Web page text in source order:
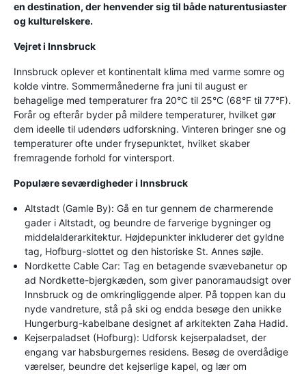
en destination, der henvender sig til både naturentusiaster
og kulturelskere.
Vejret i Innsbruck
Innsbruck oplever et kontinentalt klima med varme somre og
kolde vintre. Sommermånederne fra juni til august er
behagelige med temperaturer fra 20°C til 25°C (68°F til 77°F).
Forår og efterår byder på mildere temperaturer, hvilket gør
dem ideelle til udendørs udforskning. Vinteren bringer sne og
temperaturer ofte under frysepunktet, hvilket skaber
fremragende forhold for vintersport.
Populære seværdigheder i Innsbruck
Altstadt (Gamle By): Gå en tur gennem de charmerende
gader i Altstadt, og beundre de farverige bygninger og
middelalderarkitektur. Højdepunkter inkluderer det gyldne
tag, Hofburg-slottet og den historiske St. Annes søjle.
Nordkette Cable Car: Tag en betagende svævebanetur op
ad Nordkette-bjergkæden, som giver panoramaudsigt over
Innsbruck og de omkringliggende alper. På toppen kan du
nyde vandreture, stå på ski og endda besøge den unikke
Hungerburg-kabelbane designet af arkitekten Zaha Hadid.
Kejserpaladset (Hofburg): Udforsk kejserpaladset, der
engang var habsburgernes residens. Besøg de overdådige
værelser, beundre det kejserlige kapel, og lær om